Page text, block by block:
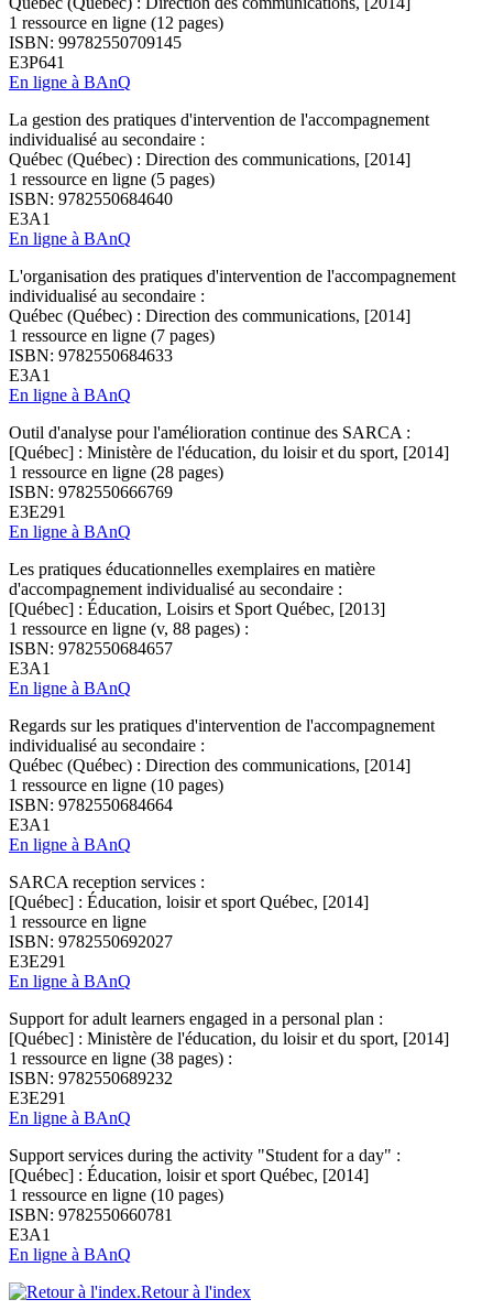
1 ressource en ligne (12 pages)
ISBN: 99782550709145
E3P641
En ligne à BAnQ
La gestion des pratiques d'intervention de l'accompagnement
individualisé au secondaire :
Québec (Québec) : Direction des communications, [2014]
1 ressource en ligne (5 pages)
ISBN: 9782550684640
E3A1
En ligne à BAnQ
L'organisation des pratiques d'intervention de l'accompagnement
individualisé au secondaire :
Québec (Québec) : Direction des communications, [2014]
1 ressource en ligne (7 pages)
ISBN: 9782550684633
E3A1
En ligne à BAnQ
Outil d'analyse pour l'amélioration continue des SARCA :
[Québec] : Ministère de l'éducation, du loisir et du sport, [2014]
1 ressource en ligne (28 pages)
ISBN: 9782550666769
E3E291
En ligne à BAnQ
Les pratiques éducationnelles exemplaires en matière
d'accompagnement individualisé au secondaire :
[Québec] : Éducation, Loisirs et Sport Québec, [2013]
1 ressource en ligne (v, 88 pages) :
ISBN: 9782550684657
E3A1
En ligne à BAnQ
Regards sur les pratiques d'intervention de l'accompagnement
individualisé au secondaire :
Québec (Québec) : Direction des communications, [2014]
1 ressource en ligne (10 pages)
ISBN: 9782550684664
E3A1
En ligne à BAnQ
SARCA reception services :
[Québec] : Éducation, loisir et sport Québec, [2014]
1 ressource en ligne
ISBN: 9782550692027
E3E291
En ligne à BAnQ
Support for adult learners engaged in a personal plan :
[Québec] : Ministère de l'éducation, du loisir et du sport, [2014]
1 ressource en ligne (38 pages) :
ISBN: 9782550689232
E3E291
En ligne à BAnQ
Support services during the activity "Student for a day" :
[Québec] : Éducation, loisir et sport Québec, [2014]
1 ressource en ligne (10 pages)
ISBN: 9782550660781
E3A1
En ligne à BAnQ
Retour à l'index